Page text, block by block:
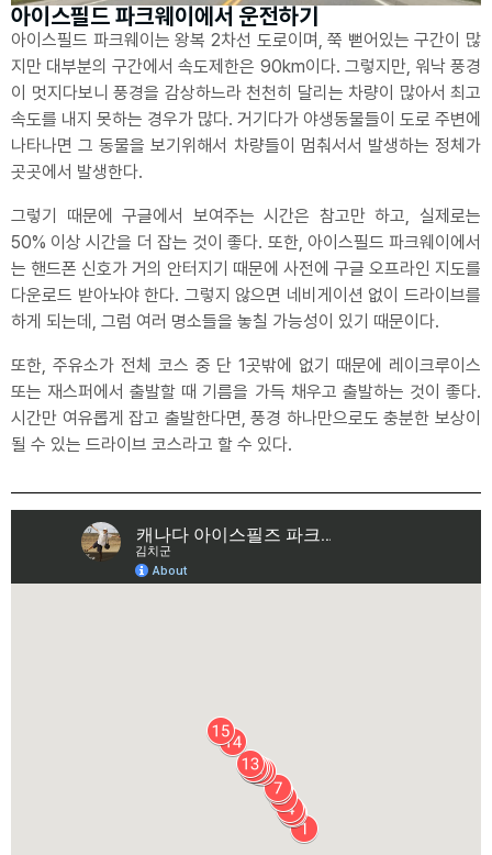
아이스필드 파크웨이에서 운전하기
아이스필드 파크웨이는 왕복 2차선 도로이며, 쭉 뻗어있는 구간이 많
지만 대부분의 구간에서 속도제한은 90km이다. 그렇지만, 워낙 풍경
이 멋지다보니 풍경을 감상하느라 천천히 달리는 차량이 많아서 최고
속도를 내지 못하는 경우가 많다. 거기다가 야생동물들이 도로 주변에
나타나면 그 동물을 보기위해서 차량들이 멈춰서서 발생하는 정체가
곳곳에서 발생한다.
그렇기 때문에 구글에서 보여주는 시간은 참고만 하고, 실제로는
50% 이상 시간을 더 잡는 것이 좋다. 또한, 아이스필드 파크웨이에서
는 핸드폰 신호가 거의 안터지기 때문에 사전에 구글 오프라인 지도를
다운로드 받아놔야 한다. 그렇지 않으면 네비게이션 없이 드라이브를
하게 되는데, 그럼 여러 명소들을 놓칠 가능성이 있기 때문이다.
또한, 주유소가 전체 코스 중 단 1곳밖에 없기 때문에 레이크루이스
또는 재스퍼에서 출발할 때 기름을 가득 채우고 출발하는 것이 좋다.
시간만 여유롭게 잡고 출발한다면, 풍경 하나만으로도 충분한 보상이
될 수 있는 드라이브 코스라고 할 수 있다.